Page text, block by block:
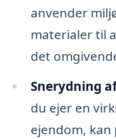
anvender
materialer til
det
Snerydning
du ejer en
ejendom, kan